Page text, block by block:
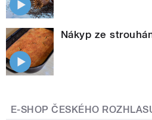
Nákyp ze
E-SHOP ČESKÉHO